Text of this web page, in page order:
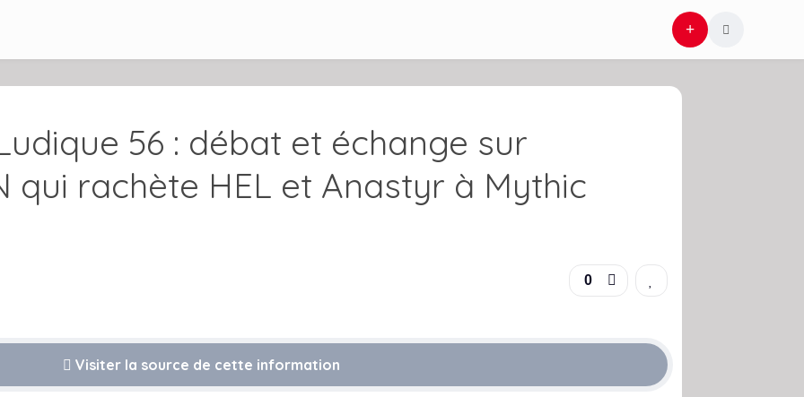
56 : débat et échange sur
qui rachète HEL et Anastyr à Mythic
0
Visiter la source de cette information